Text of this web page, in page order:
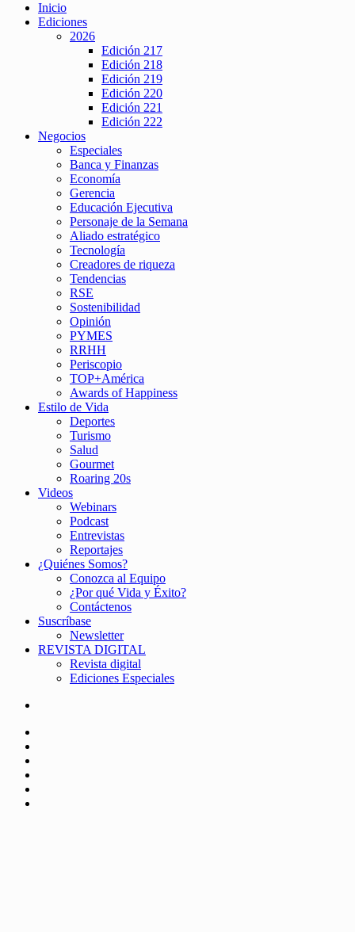
Inicio
Ediciones
2026
Edición 217
Edición 218
Edición 219
Edición 220
Edición 221
Edición 222
Negocios
Especiales
Banca y Finanzas
Economía
Gerencia
Educación Ejecutiva
Personaje de la Semana
Aliado estratégico
Tecnología
Creadores de riqueza
Tendencias
RSE
Sostenibilidad
Opinión
PYMES
RRHH
Periscopio
TOP+América
Awards of Happiness
Estilo de Vida
Deportes
Turismo
Salud
Gourmet
Roaring 20s
Videos
Webinars
Podcast
Entrevistas
Reportajes
¿Quiénes Somos?
Conozca al Equipo
¿Por qué Vida y Éxito?
Contáctenos
Suscríbase
Newsletter
REVISTA DIGITAL
Revista digital
Ediciones Especiales